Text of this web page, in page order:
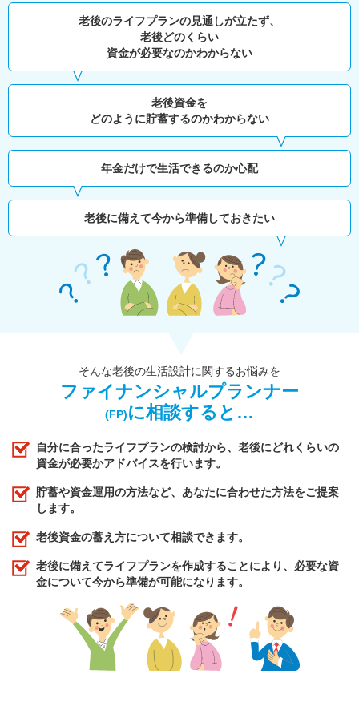
老後のライフプランの見通しが立たず、
老後どのくらい
資金が必要なのかわからない
老後資金を
どのように貯蓄するのかわからない
年金だけで生活できるのか心配
老後に備えて今から準備しておきたい
そんな老後の生活設計に関するお悩みを
ファイナンシャルプランナー
(FP)に相談すると…
自分に合ったライフプランの検討から、老後にどれくらいの
資金が必要かアドバイスを行います。
貯蓄や資金運用の方法など、あなたに合わせた方法をご提案
します。
老後資金の蓄え方について相談できます。
老後に備えてライフプランを作成することにより、必要な資
金について今から準備が可能になります。